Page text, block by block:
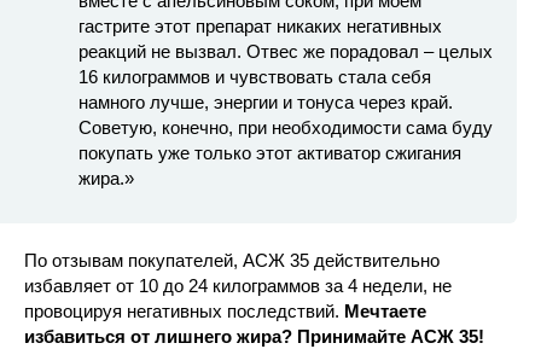
гастрите этот препарат никаких негативных
реакций не вызвал. Отвес же порадовал – целых
16 килограммов и чувствовать стала себя
намного лучше, энергии и тонуса через край.
Советую, конечно, при необходимости сама буду
покупать уже только этот активатор сжигания
жира.»
По отзывам покупателей, АСЖ 35 действительно
избавляет от 10 до 24 килограммов за 4 недели, не
провоцируя негативных последствий. Мечтаете
избавиться от лишнего жира? Принимайте АСЖ 35!